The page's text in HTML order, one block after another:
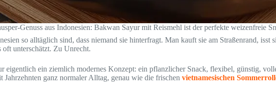
Genuss aus Indonesien: Bakwan Sayur mit Reismehl ist der perfekte weizenfreie
so alltäglich sind, dass niemand sie hinterfragt. Man kauft sie am Straßenrand,
oft unterschätzt. Zu Unrecht.
eigentlich ein ziemlich modernes Konzept: ein pflanzlicher Snack, flexibel, günstig,
ganz normaler Alltag, genau wie die frischen vietnamesischen